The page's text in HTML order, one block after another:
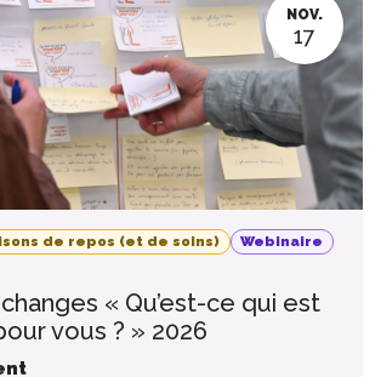
NOV.
17
de repos (et de soins)
Webinaire
« Qu’est-ce qui est
vous ? » 2026